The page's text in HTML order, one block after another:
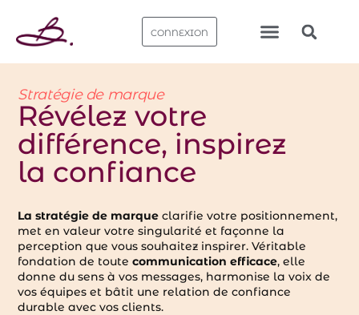
CONNEXION
Stratégie de marque
Révélez votre
différence, inspirez
la confiance
La stratégie de marque clarifie votre positionnement,
met en valeur votre singularité et façonne la
perception que vous souhaitez inspirer. Véritable
fondation de toutecommunication efficace, elle
donne du sens à vos messages, harmonise la voix de
vos équipes et bâtit une relation de confiance
durable avec vos clients.